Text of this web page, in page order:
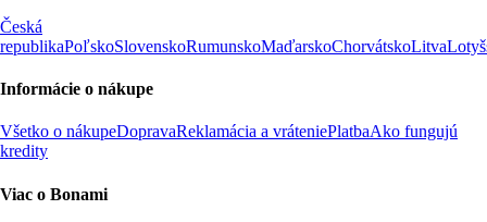
Česká
republikaPoľskoSlovenskoRumunskoMaďarskoChorvátskoLitva
Informácie o nákupe
Všetko o nákupeDopravaReklamácia a vráteniePlatbaAko fungujú
kredity
Viac o Bonami